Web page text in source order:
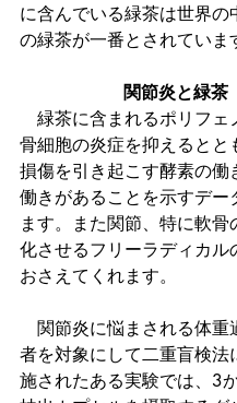
に含んでいる緑茶は世界の
の緑茶が一番とされていま
関節炎と緑茶
緑茶に含まれるポリフェ
骨細胞の炎症を抑えるとと
損傷を引き起こす酵素の働
働きがあることを示すデー
ます。また関節、特に軟骨
化させるフリーラディカル
おさえてくれます。
関節炎に悩まされる体重
者を対象にして二重盲検法
施されたある実験では、3